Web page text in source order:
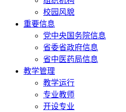
校园风貌
重要信息
党中央国务院信息
省委省政府信息
省中医药局信息
教学管理
教学运行
专业教师
开设专业